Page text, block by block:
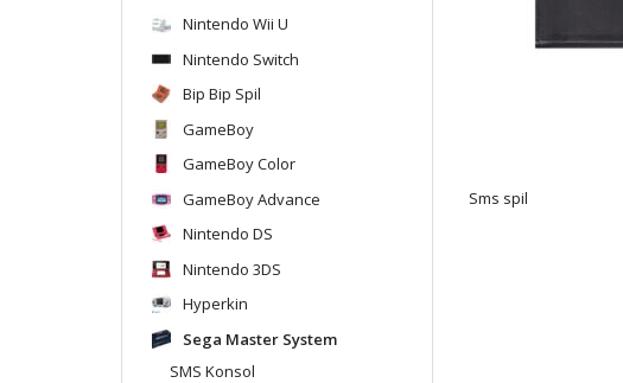
Nintendo Wii U
Nintendo Switch
Bip Bip Spil
GameBoy
GameBoy Color
GameBoy Advance
Nintendo DS
Nintendo 3DS
Hyperkin
Sega Master System
SMS Konsol
Sms spil